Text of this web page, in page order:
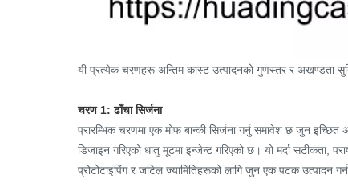
यी प्रत्येक चरणहरू अन्तिम कास्ट उत्पादनको गुणस्तर र अखण्डता
चरण 1: ढाँचा सिर्जना
प्रारम्भिक चरणमा एक मोफ बान्की सिर्जना गर्नु समावेश छ जुन
डिजाइन गरिएको धातु मूटमा इन्जेन्ट गरिएको छ। यो मर्दा सटीकता,
प्रोटोटाइपिंग र जटिल ज्यामितिहरूको लागि जुन एक पटक उत्पादन